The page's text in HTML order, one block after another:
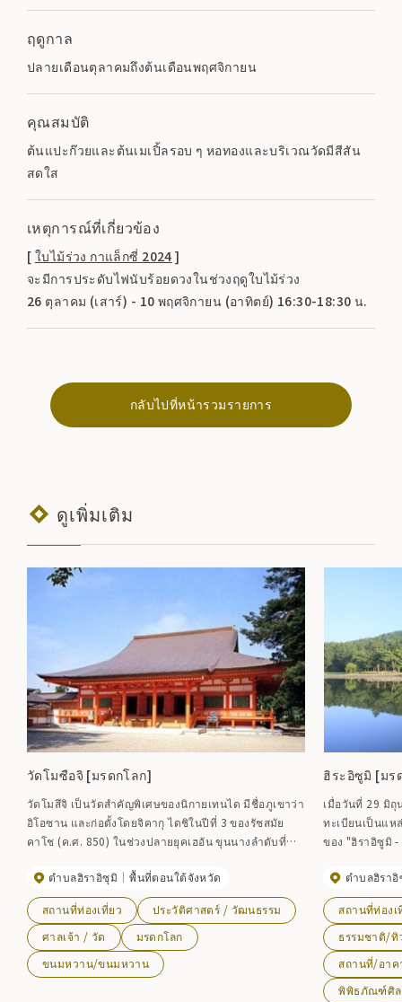
ฤดูกาล
ปลายเดือนตุลาคมถึงต้นเดือนพฤศจิกายน
คุณสมบัติ
ต้นแปะก๊วยและต้นเมเปิ้ลรอบ ๆ หอทองและบริเวณวัดมีสีสัน
สดใส
เหตุการณ์ที่เกี่ยวข้อง
[ ใบไม้ร่วง กาแล็กซี่ 2024 ]
จะมีการประดับไฟนับร้อยดวงในช่วงฤดูใบไม้ร่วง
26 ตุลาคม (เสาร์) - 10 พฤศจิกายน (อาทิตย์) 16:30-18:30 น.
กลับไปที่หน้ารวมรายการ
ดูเพิ่มเติม
วัดโมซือจิ [มรดกโลก]
วัดโมสึจิ เป็นวัดสำคัญพิเศษของนิกายเทนได มีชื่อภูเขาว่า
อิโอซาน และก่อตั้งโดยจิคากุ ไดชิในปีที่ 3 ของรัชสมัย
คาโช (ค.ศ. 850) ในช่วงปลายยุคเฮอัน ขุนนางลำดับที่
ระ ได้สร้างกลุ่มวัดที่งดงาม เช่น ห้องโถงหลักของวัดเอ็นริว
จิและวัดคาโชจิ ด้วยขนาดที่ประกอบด้วยวัดและเจดีย์กว่า
40 แห่ง และที่พักของพระสงฆ์ 500 รูป พื้นที่นี้จึงเป็นที่รู้จัก
ในฐานะสถานที่ศักดิ์สิทธิ์ที่สุดแห่งหนึ่งในญี่ปุ่น แม้ว่า
อาคารของวัดจะถูกเผาไปอย่างน่าเสียดายในภายหลังจาก
ภัยพิบัติหลายครั้ง แต่ สวนดินแดนบริสุทธิ์ ซึ่งมีศูนย์กลาง
ตำบลฮิราอิซุมิ พื้นที่ตอนใต้จังหวัด
สถานที่ท่องเที่ยว
ประวัติศาสตร์ / วัฒนธรรม
ศาลเจ้า / วัด
มรดกโลก
ขนมหวาน/ขนมหวาน
ฮิระอิซูมิ [มร
เมื่อวันที่ 29 มิ
ทะเบียนเป็นแห
ของ "ฮิราอิซูมิ
มรดกทางวัฒน
พุทธและสวนสุ
ช่วงร้อยปีที่ผ่า
วัฒนธรรมของเมืองหลวงไว้ ท
วัดชูซอนจิ ” “
อิน” “ซากปรัก
ได้รับการขึ้นทะ
ตำบลฮิรา
สถานที่ท่องเ
ธรรมชาติ/
สถานที่/อาค
พิพิธภัณฑ์ศิล